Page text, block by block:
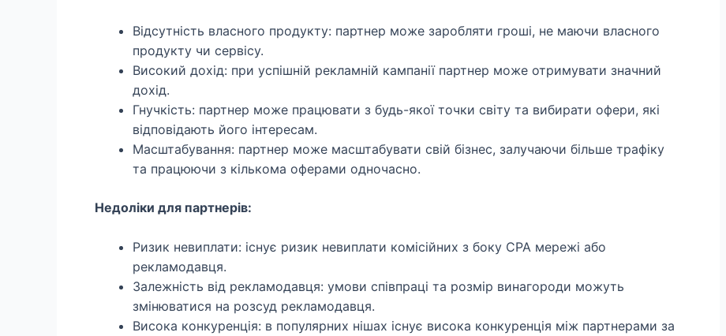
Відсутність власного продукту: партнер може заробляти гроші, не маючи власного
продукту чи сервісу.
Високий дохід: при успішній рекламній кампанії партнер може отримувати значний
дохід.
Гнучкість: партнер може працювати з будь-якої точки світу та вибирати офери, які
відповідають його інтересам.
Масштабування: партнер може масштабувати свій бізнес, залучаючи більше трафіку
та працюючи з кількома оферами одночасно.
Недоліки для партнерів:
Ризик невиплати: існує ризик невиплати комісійних з боку CPA мережі або
рекламодавця.
Залежність від рекламодавця: умови співпраці та розмір винагороди можуть
змінюватися на розсуд рекламодавця.
Висока конкуренція: в популярних нішах існує висока конкуренція між партнерами за